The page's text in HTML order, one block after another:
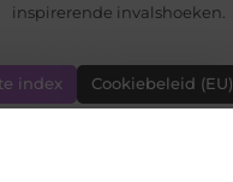
inspirerende invalshoeken.
index Cookiebeleid (EU)